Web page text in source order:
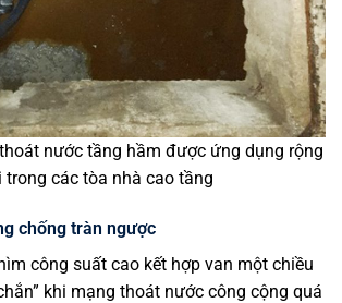
nước tầng hầm được ứng dụng rộng
trong các tòa nhà cao tầng
chống tràn ngược
công suất cao kết hợp van một chiều
khi mạng thoát nước công cộng quá